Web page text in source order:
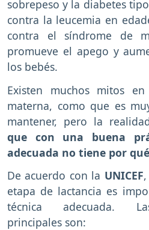
sobrepeso y la diabetes
contra la leucemia en
contra el síndrome de
promueve el apego y
los bebés.
Existen muchos mitos
materna, como que es
mantener, pero la
que con una buena
adecuada no tiene por
De acuerdo con la UNICEF
etapa de lactancia es
técnica adecuada.
principales son: